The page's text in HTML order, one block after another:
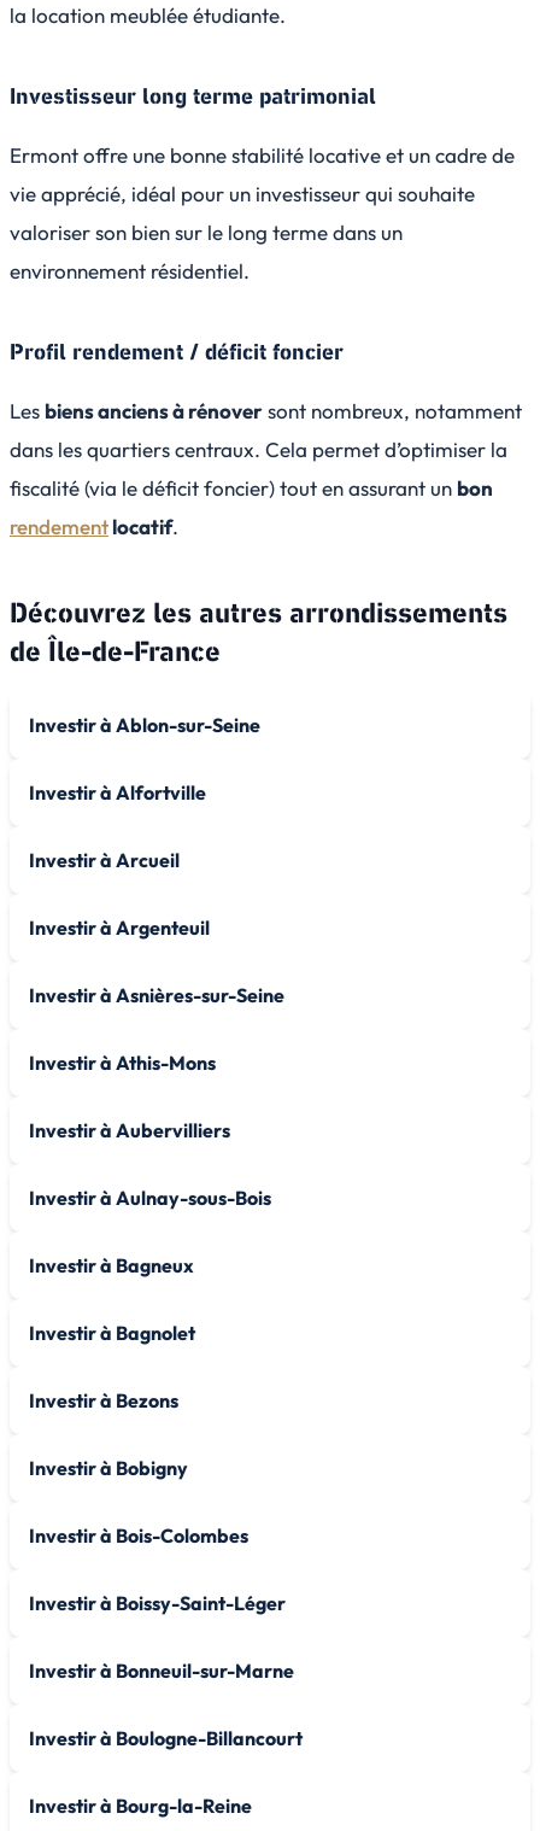
la location meublée étudiante.
Investisseur long terme patrimonial
Ermont offre une bonne stabilité locative et un cadre de
vie apprécié, idéal pour un investisseur qui souhaite
valoriser son bien sur le long terme dans un
environnement résidentiel.
Profil rendement / déficit foncier
Les biens anciens à rénoversont nombreux, notamment
dans les quartiers centraux. Cela permet d’optimiser la
fiscalité (via le déficit foncier) tout en assurant un bon
rendementlocatif.
Découvrez les autres arrondissements
deÎle-de-France
Investir à Ablon-sur-Seine
Investir à Alfortville
Investir à Arcueil
Investir à Argenteuil
Investir à Asnières-sur-Seine
Investir à Athis-Mons
Investir à Aubervilliers
Investir à Aulnay-sous-Bois
Investir à Bagneux
Investir à Bagnolet
Investir à Bezons
Investir à Bobigny
Investir à Bois-Colombes
Investir à Boissy-Saint-Léger
Investir à Bonneuil-sur-Marne
Investir à Boulogne-Billancourt
Investir à Bourg-la-Reine